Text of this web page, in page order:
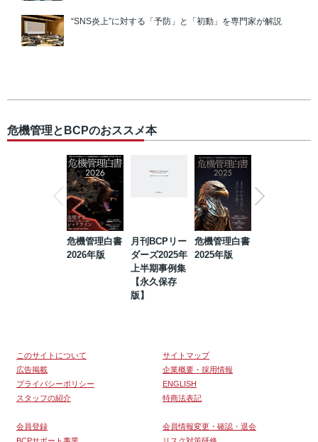
“SNS炎上”に対する「予防」と「初動」を専門家が解説
危機管理とBCPのおススメ本
危機管理白書
2026年版
月刊BCPリー
ダーズ2025年
上半期事例集
【永久保存
版】
危機管理白書
2025年版
このサイトについて
サイトマップ
広告掲載
企業概要・採用情報
プライバシーポリシー
ENGLISH
スタッフの紹介
特商法表記
会員登録
会員情報変更・確認・退会